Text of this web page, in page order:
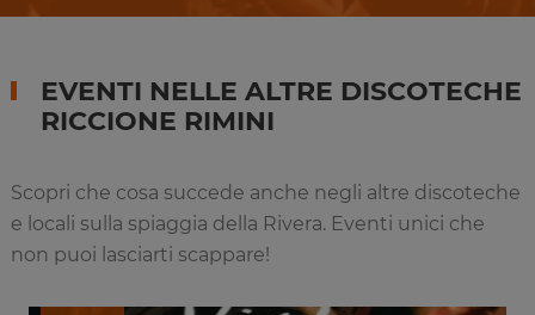
EVENTI NELLE ALTRE DISCOTECHE
RICCIONE RIMINI
Scopri che cosa succede anche negli altre discoteche
e locali sulla spiaggia della Rivera. Eventi unici che
non puoi lasciarti scappare!